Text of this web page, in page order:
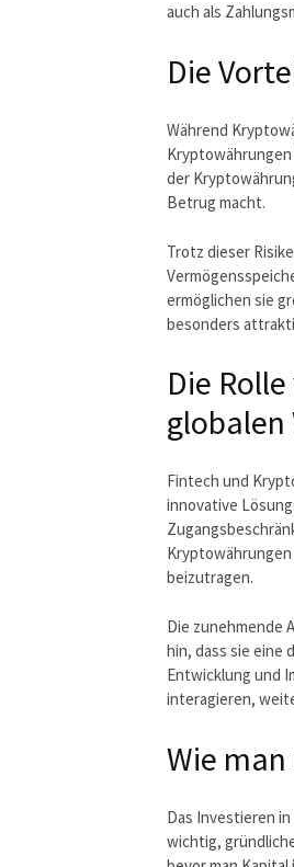
auch als
Die
Während
der
Betrug macht.
Trotz dieser
ermöglichen sie
besonders
Die
Fintech und
innovative
beizutragen.
Die zunehmende
hin, dass sie eine
Entwicklung und
interagieren,
Wie
Das Investieren
wichtig,